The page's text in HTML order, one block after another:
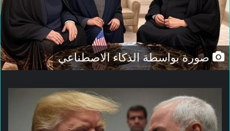
صورة بواسطة الذكاء الاصطناعي